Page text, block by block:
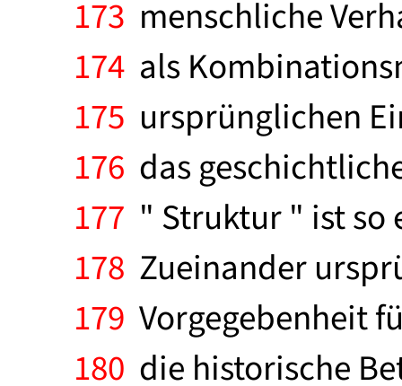
173 menschliche
174 als
175 ursprünglichen
176 das
177 " Struktur " ist so
178 Zueinander
179 Vorgegebenheit
180 die historische